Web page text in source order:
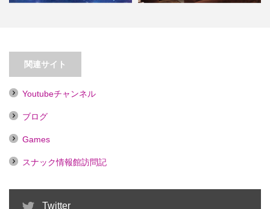
【蒲田】Ｍ’ｓしあた～マイケル劇
関連サイト
Youtubeチャンネル
ブログ
Games
スナック情報館訪問記
Twitter